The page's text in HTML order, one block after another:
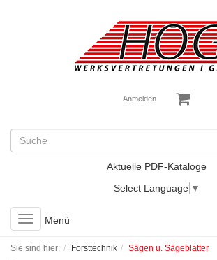
Anmelden
Aktuelle PDF-Kataloge
Select Language ▼
Toggle
navigation
Menü
Sie sind hier: Forsttechnik Sägen u. Sägeblätter